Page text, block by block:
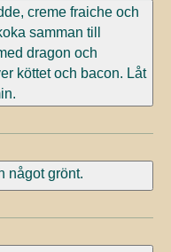
creme fraiche och
samman till
dragon och
köttet och bacon. Låt
något grönt.